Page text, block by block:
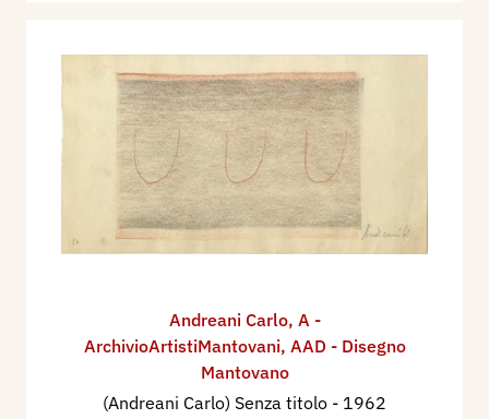
Andreani Carlo, A -
ArchivioArtistiMantovani, AAD - Disegno
Mantovano
(Andreani Carlo) Senza titolo - 1962